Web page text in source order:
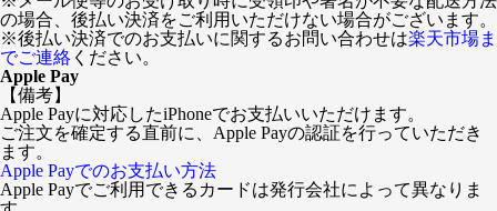
の場合、後払い決済をご利用いただけない場合がございます。
※後払い決済でのお支払いに関するお問い合わせは楽天市場ま
でご連絡 ください。
Apple Pay
【備考】
Apple Payに対応したiPhoneでお支払いいただけます。
ご注文を確定する直前に、Apple Payの認証を行っていただき
ます。
Apple Payでのお支払い方法
Apple Payでご利用できるカードは発行会社によって異なりま